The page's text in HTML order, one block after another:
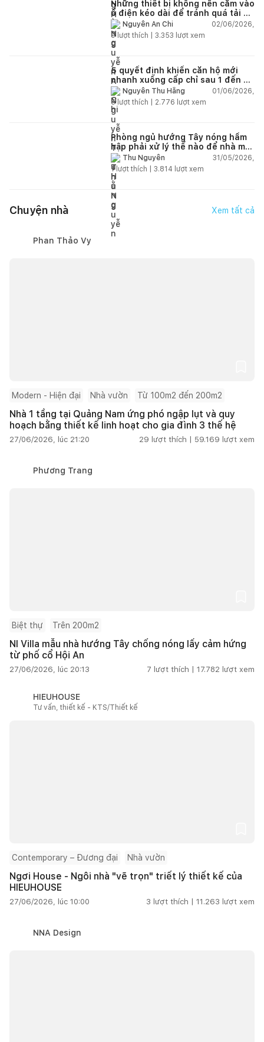
Những thiết bị không nên cắm vào
ổ điện kéo dài để tránh quá tải và
chập cháy trong nhà
Nguyễn An Chi
02/06/2026,
9lượt thích | 3.353 lượt xem
5 quyết định khiến căn hộ mới
nhanh xuống cấp chỉ sau 1 đến 2
nămNguyễn Thu Hằng
01/06/2026,
5lượt thích | 2.776 lượt xem
Phòng ngủ hướng Tây nóng hầm
hập phải xử lý thế nào để nhà mát
hơn?Thu Nguyễn
31/05/2026,
1lượt thích | 3.814 lượt xem
Chuyện nhà Xem tất cả
Phan Thảo Vy
Modern - Hiện đại Nhà vườn Từ 100m2 đến 200m2
Nhà 1 tầng tại Quảng Nam ứng phó ngập lụt và quy
hoạch bằng thiết kế linh hoạt cho gia đình 3 thế hệ
27/06/2026, lúc 21:20 29 lượt thích | 59.169 lượt xem
Phương Trang
Biệt thự Trên 200m2
NI Villa mẫu nhà hướng Tây chống nóng lấy cảm hứng
từ phố cổ Hội An
27/06/2026, lúc 20:13 7 lượt thích | 17.782 lượt xem
HIEUHOUSE
Tư vấn, thiết kế - KTS/Thiết kế
Contemporary – Đương đại Nhà vườn
Ngơi House - Ngôi nhà "vẽ trọn" triết lý thiết kế của
HIEUHOUSE
27/06/2026, lúc 10:00 3 lượt thích | 11.263 lượt xem
NNA Design